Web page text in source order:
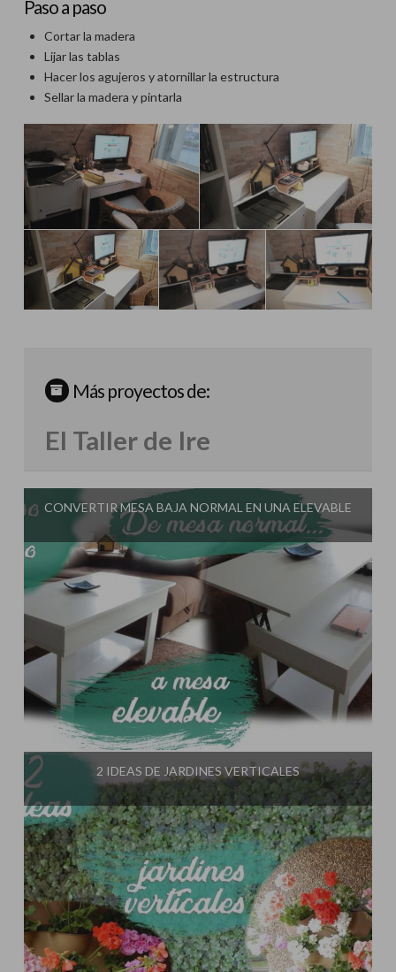
Paso a paso
Cortar la madera
Lijar las tablas
Hacer los agujeros y atornillar la estructura
Sellar la madera y pintarla
Más proyectos de:
El Taller de Ire
CONVERTIR MESA BAJA NORMAL EN UNA ELEVABLE
Influencer:El Taller de Ire
2 IDEAS DE JARDINES VERTICALES